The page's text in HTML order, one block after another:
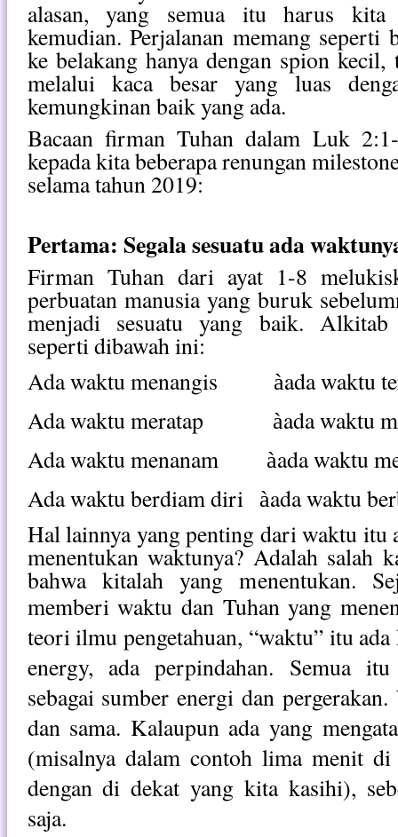
alasan, yang semua itu harus kita
kemudian. Perjalanan memang seperti
ke belakang hanya dengan spion kecil,
melalui kaca besar yang luas
kemungkinan baik yang ada.
Bacaan firman Tuhan dalam Luk
kepada kita beberapa renungan
selama tahun 2019:
Pertama: Segala sesuatu ada
Firman Tuhan dari ayat 1-8
perbuatan manusia yang buruk
menjadi sesuatu yang baik. Alkitab
seperti dibawah ini:
Ada waktu menangis
àada waktu
Ada waktu meratap
àada waktu
Ada waktu menanam
àada waktu
Ada waktu berdiam diri
àada waktu
Hal lainnya yang penting dari waktu itu
menentukan waktunya? Adalah salah
bahwa kitalah yang menentukan.
memberi waktu dan Tuhan yang
teori ilmu pengetahuan, “waktu” itu ada
energy, ada perpindahan. Semua
sebagai sumber energi dan
dan sama. Kalaupun ada yang
(misalnya dalam contoh lima menit
dengan di dekat yang kita kasihi),
saja.